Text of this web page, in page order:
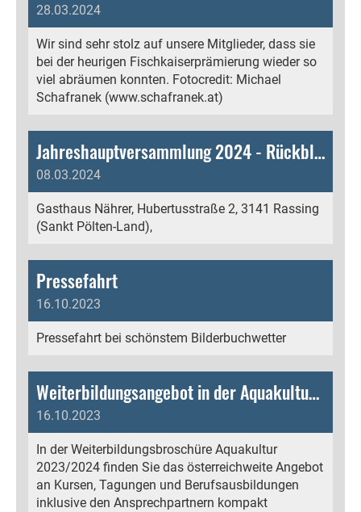
28.03.2024
Wir sind sehr stolz auf unsere Mitglieder, dass sie
bei der heurigen Fischkaiserprämierung wieder so
viel abräumen konnten. Fotocredit: Michael
Schafranek (www.schafranek.at)
Jahreshauptversammlung 2024 - Rückblick
08.03.2024
Gasthaus Nährer, Hubertusstraße 2, 3141 Rassing
(Sankt Pölten-Land),
Pressefahrt
16.10.2023
Pressefahrt bei schönstem Bilderbuchwetter
Weiterbildungsangebot in der Aquakultur 2023/2024
16.10.2023
In der Weiterbildungsbroschüre Aquakultur
2023/2024 finden Sie das österreichweite Angebot
an Kursen, Tagungen und Berufsausbildungen
inklusive den Ansprechpartnern kompakt